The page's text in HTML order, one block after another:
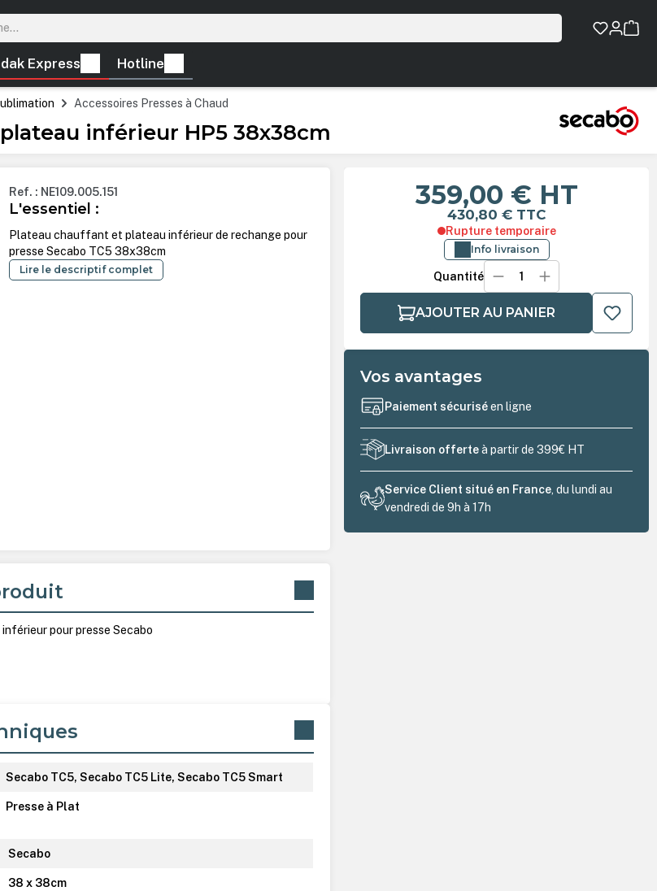
Express Hotline
Accessoires Presses à Chaud
inférieur HP5 38x38cm
Ref. : NE109.005.151
L'essentiel :
Plateau chauffant et plateau inférieur de rechange pour
presse Secabo TC5 38x38cm
Lire le descriptif complet
359,00 € HT
430,80 € TTC
Rupture temporaire
Info livraison
Quantité
AJOUTER AU PANIER
Vos avantages
Paiement sécuriséen ligne
Livraison offerteà partir de 399€ HT
Service Client situé en France , du lundi au
vendredi de 9h à 17h
pour presse Secabo
Secabo TC5, Secabo TC5 Lite, Secabo TC5 Smart
Presse à Plat
Secabo
38 x 38cm